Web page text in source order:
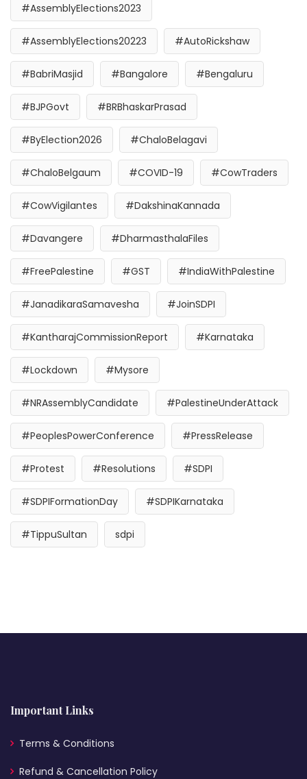
#AssemblyElections2023
#AssemblyElections20223 #AutoRickshaw
#BabriMasjid #Bangalore #Bengaluru
#BJPGovt #BRBhaskarPrasad
#ByElection2026 #ChaloBelagavi
#ChaloBelgaum #COVID-19 #CowTraders
#CowVigilantes #DakshinaKannada
#Davangere #DharmasthalaFiles
#FreePalestine #GST #IndiaWithPalestine
#JanadikaraSamavesha #JoinSDPI
#KantharajCommissionReport #Karnataka
#Lockdown #Mysore
#NRAssemblyCandidate #PalestineUnderAttack
#PeoplesPowerConference #PressRelease
#Protest #Resolutions #SDPI
#SDPIFormationDay #SDPIKarnataka
#TippuSultan sdpi
Important Links
Terms & Conditions
Refund & Cancellation Policy